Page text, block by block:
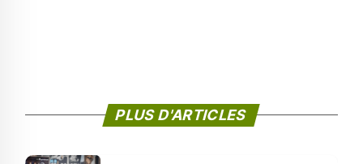
PLUS D'ARTICLES